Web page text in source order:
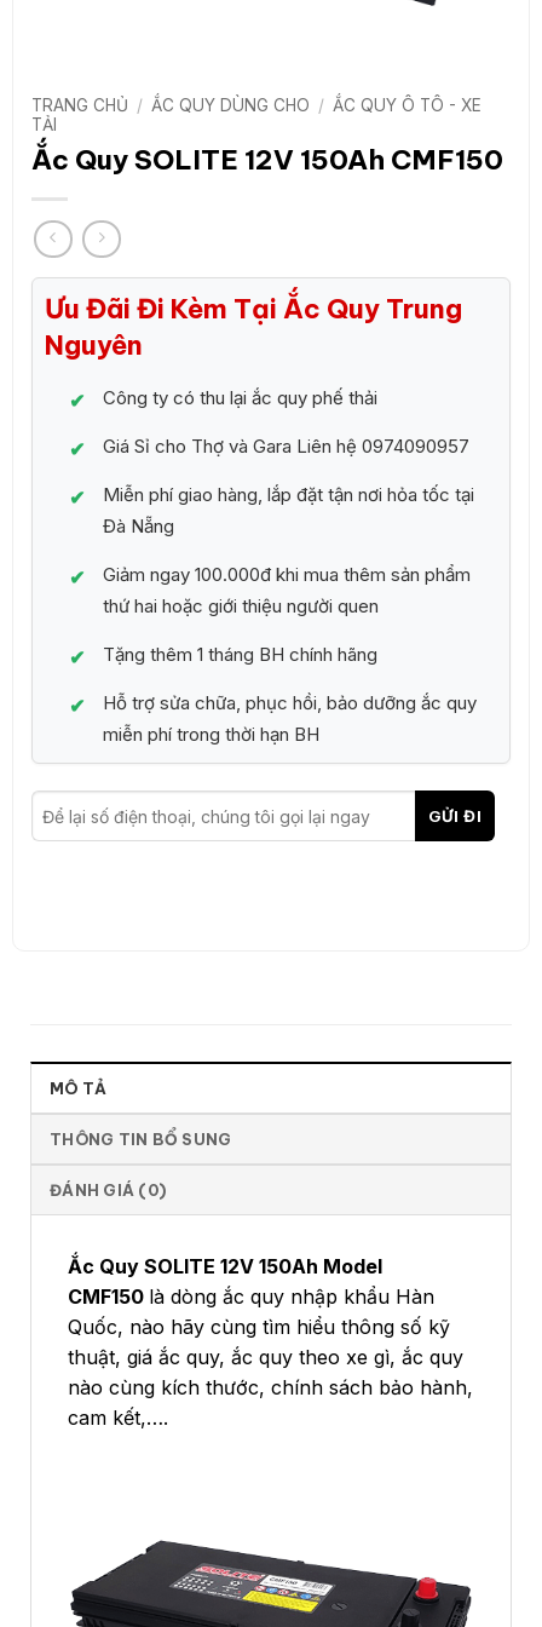
TRANG CHỦ / ẮC QUY DÙNG CHO / ẮC QUY Ô TÔ - XE
TẢI
Ắc Quy SOLITE 12V 150Ah CMF150
Ưu Đãi Đi Kèm Tại Ắc Quy Trung
Nguyên
Công ty có thu lại ắc quy phế thải
Giá Sỉ cho Thợ và Gara Liên hệ 0974090957
Miễn phí giao hàng, lắp đặt tận nơi hỏa tốc tại
Đà Nẵng
Giảm ngay 100.000đ khi mua thêm sản phẩm
thứ hai hoặc giới thiệu người quen
Tặng thêm 1 tháng BH chính hãng
Hỗ trợ sửa chữa, phục hồi, bảo dưỡng ắc quy
miễn phí trong thời hạn BH
MÔ TẢ
THÔNG TIN BỔ SUNG
ĐÁNH GIÁ (0)
Ắc Quy SOLITE 12V 150Ah Model
CMF150 là dòng ắc quy nhập khẩu Hàn
Quốc, nào hãy cùng tìm hiểu thông số kỹ
thuật, giá ắc quy, ắc quy theo xe gì, ắc quy
nào cùng kích thước, chính sách bảo hành,
cam kết,….